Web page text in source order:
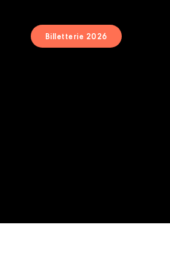
Billetterie 2026